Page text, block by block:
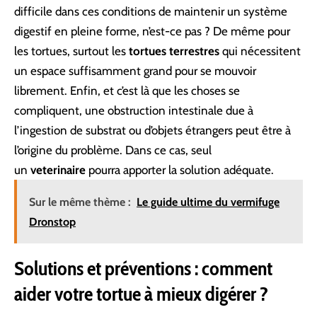
difficile dans ces conditions de maintenir un système
digestif en pleine forme, n’est-ce pas ? De même pour
les tortues, surtout les tortues terrestres qui nécessitent
un espace suffisamment grand pour se mouvoir
librement. Enfin, et c’est là que les choses se
compliquent, une obstruction intestinale due à
l’ingestion de substrat ou d’objets étrangers peut être à
l’origine du problème. Dans ce cas, seul
un veterinaire pourra apporter la solution adéquate.
Sur le même thème : Le guide ultime du vermifuge
Dronstop
Solutions et préventions : comment
aider votre tortue à mieux digérer ?